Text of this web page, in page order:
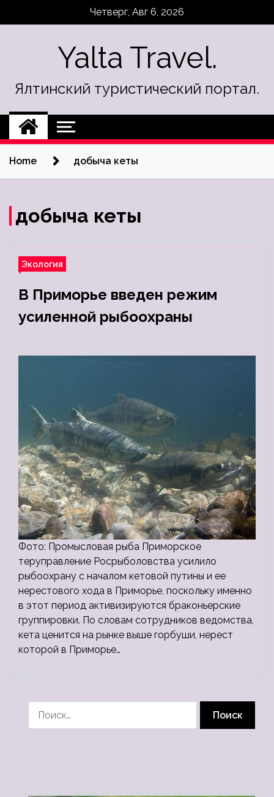
Четверг, Авг 6, 2026
Yalta Travel.
Ялтинский туристический портал.
Home добыча кеты
добыча кеты
Экология
В Приморье введен режим
усиленной рыбоохраны
Фото: Промысловая рыба Приморское
теруправление Росрыболовства усилило
рыбоохрану с началом кетовой путины и ее
нерестового хода в Приморье, поскольку именно
в этот период активизируются браконьерские
группировки. По словам сотрудников ведомства,
кета ценится на рынке выше горбуши, нерест
которой в Приморье…